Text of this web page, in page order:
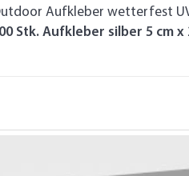
Aufkleber wetterfest
Stk. Aufkleber silber 5 cm x